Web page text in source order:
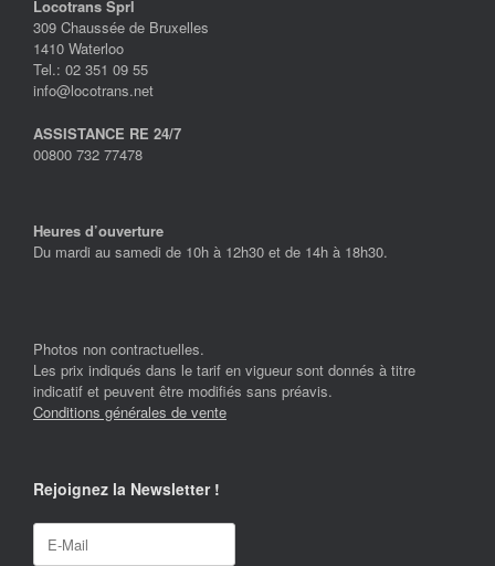
Locotrans Sprl
309 Chaussée de Bruxelles
1410 Waterloo
Tel.: 02 351 09 55
info@locotrans.net
ASSISTANCE RE 24/7
00800 732 77478
Heures d’ouverture
Du mardi au samedi de 10h à 12h30 et de 14h à 18h30.
Photos non contractuelles.
Les prix indiqués dans le tarif en vigueur sont donnés à titre
indicatif et peuvent être modifiés sans préavis.
Conditions générales de vente
Rejoignez la Newsletter !